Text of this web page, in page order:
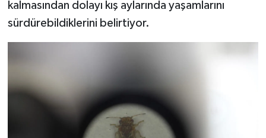
kalmasından dolayı kış aylarında yaşamlarını
sürdürebildiklerini belirtiyor.